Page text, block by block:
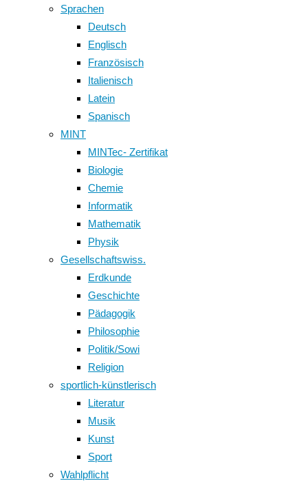
Sprachen
Deutsch
Englisch
Französisch
Italienisch
Latein
Spanisch
MINT
MINTec- Zertifikat
Biologie
Chemie
Informatik
Mathematik
Physik
Gesellschaftswiss.
Erdkunde
Geschichte
Pädagogik
Philosophie
Politik/Sowi
Religion
sportlich-künstlerisch
Literatur
Musik
Kunst
Sport
Wahlpflicht